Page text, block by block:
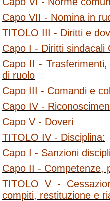
Capo VII - Nomina in
TITOLO III - Diritti e
Capo I - Diritti sindacali
Capo II -
di ruolo
Capo III - Comandi e
Capo IV -
Capo V - Doveri
TITOLO IV - Disciplina:
Capo I - Sanzioni
Capo II - Competenze,
TITOLO V -
compiti, restituzione e